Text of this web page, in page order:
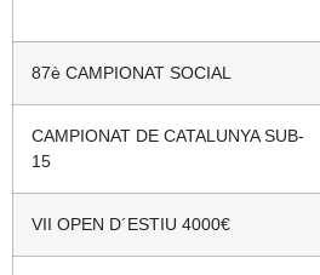
87è CAMPIONAT SOCIAL
CAMPIONAT DE CATALUNYA SUB-
15
VII OPEN D´ESTIU 4000€